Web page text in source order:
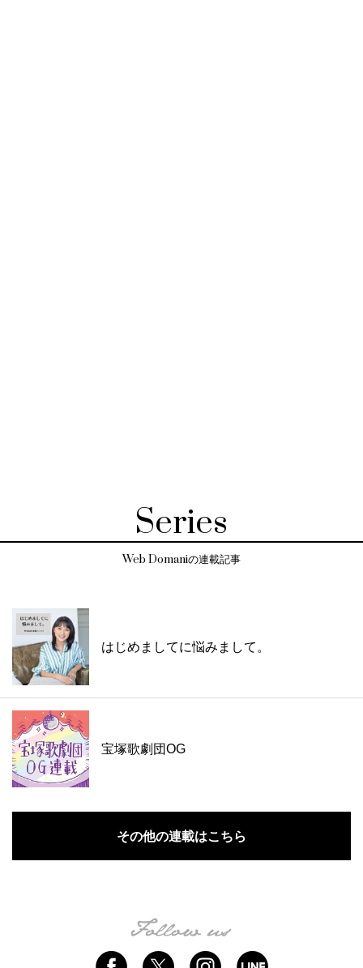
Series
Web Domaniの連載記事
はじめましてに悩みまして。
宝塚歌劇団OG
その他の連載はこちら